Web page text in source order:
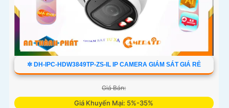
✲ DH-IPC-HDW3849TP-ZS-IL IP CAMERA GIÁM SÁT GIÁ RẺ
Giá Bán:
Giá Khuyến Mại: 5%-35%